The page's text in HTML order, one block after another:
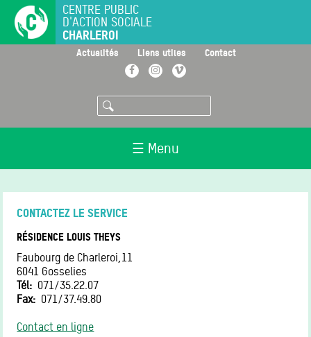
principal
CENTRE PUBLIC
D'ACTION SOCIALE
CHARLEROI
Actualités Liens utiles Contact
FacebookInstagramVimeo
Rechercher
☰ Menu
CONTACTEZ LE SERVICE
RÉSIDENCE LOUIS THEYS
Faubourg de Charleroi,11
6041 Gosselies
Tél
071/35.22.07
Fax
071/37.49.80
Contact en ligne